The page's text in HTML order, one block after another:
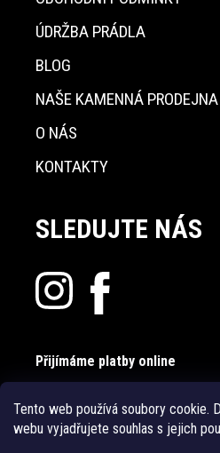
Tento web používá soubory cookie.
webu vyjadřujete souhlas s jejich
ÚDRŽBA PRÁDLA
BLOG
NAŠE KAMENNÁ PRODEJNA
O NÁS
KONTAKTY
SLEDUJTE NÁS
Přijímáme platby online